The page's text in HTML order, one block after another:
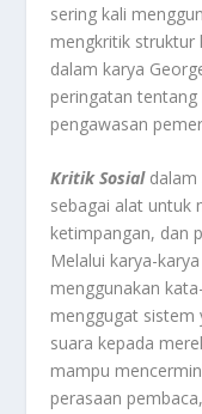
sering kali
mengkritik struktur
dalam karya
peringatan
pengawasan
Kritik Sosialdalam
sebagai alat untuk
ketimpangan, dan
Melalui karya-
menggunakan
menggugat sistem
suara kepada
mampu
perasaan